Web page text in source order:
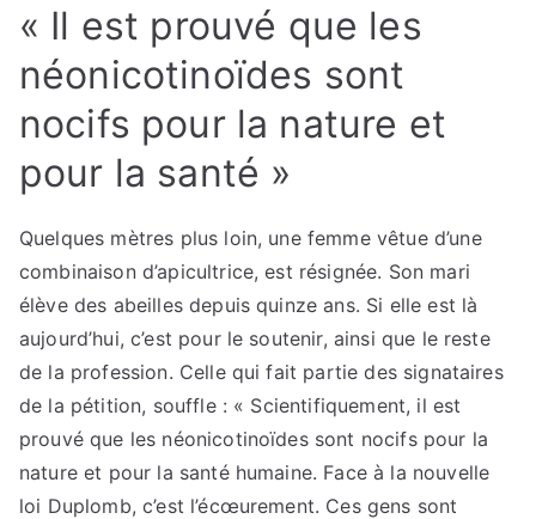
« Il est prouvé que les
néonicotinoïdes sont
nocifs pour la nature et
pour la santé »
Quelques mètres plus loin, une femme vêtue d’une
combinaison d’apicultrice, est résignée. Son mari
élève des abeilles depuis quinze ans. Si elle est là
aujourd’hui, c’est pour le soutenir, ainsi que le reste
de la profession. Celle qui fait partie des signataires
de la pétition, souffle : « Scientifiquement, il est
prouvé que les néonicotinoïdes sont nocifs pour la
nature et pour la santé humaine. Face à la nouvelle
loi Duplomb, c’est l’écœurement. Ces gens sont